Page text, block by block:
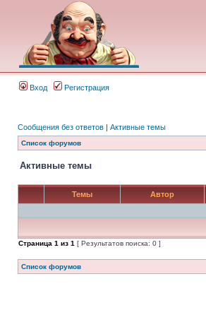
Вход Регистрация
Сообщения без ответов | Активные темы
Список форумов
Активные темы
Темы Автор
Страница 1 из 1 [ Результатов поиска: 0 ]
Список форумов